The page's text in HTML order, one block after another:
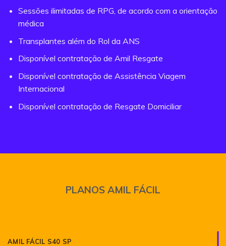
Sessões ilimitadas de RPG, de acordo com a orientação
médica
Transplantes além do Rol da ANS
Disponível contratação de Amil Resgate
Disponível contratação de Assistência Viagem
Internacional
Disponível contratação de Resgate Domiciliar
PLANOS AMIL FÁCIL
AMIL FÁCIL S40 SP